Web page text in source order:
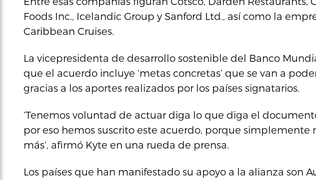
Foods Inc., Icelandic Group y Sanford Ltd., así como la
Caribbean Cruises.
La vicepresidenta de desarrollo sostenible del Banco
que el acuerdo incluye ‘metas concretas’ que se van a
gracias a los aportes realizados por los países signatarios.
‘Tenemos voluntad de actuar diga lo que diga el
por eso hemos suscrito este acuerdo, porque simplemente
más’, afirmó Kyte en una rueda de prensa.
Los países que han manifestado su apoyo a la alianza son